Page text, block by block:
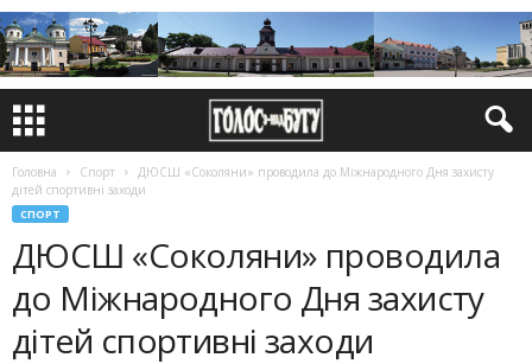
Головна Спорт
ДЮСШ «Соко­ляни» проводила до Міжнародного Дня захисту
дітей спортивні заходи
СПОРТ
ДЮСШ «Соко­ляни» проводила
до Міжнародного Дня захисту
дітей спортивні заходи